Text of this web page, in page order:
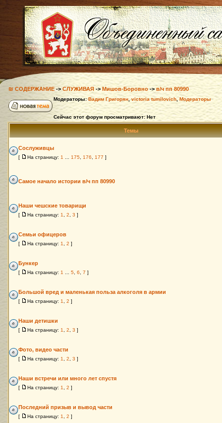
₪ СОДЕРЖАНИЕ-> СЛУЖИВАЯ -> Мишов-Боровно-> в/ч пп 80990
Модераторы:Вадим Григорян ,victoria tumilovich,Модераторы
Сейчас этот форум просматривают: Нет
Темы
Сослуживцы
[ На страницу: 1 175 176 177 ]
Самое начало истории в/ч пп 80990
Наши чешские товарищи
[ На страницу: 1 2 3 ]
Семьи офицеров
[ На страницу: 1 2 ]
Бункер
[ На страницу: 1 5 6 7 ]
Большой вред и маленькая польза алкоголя в армии
[ На страницу: 1 2 ]
Наши детишки
[ На страницу: 1 2 3 ]
Фото, видео части
[ На страницу: 1 2 3 ]
Наши встречи или много лет спустя
[ На страницу: 1 2 ]
Последний призыв и вывод части
[ На страницу: 1 2 ]